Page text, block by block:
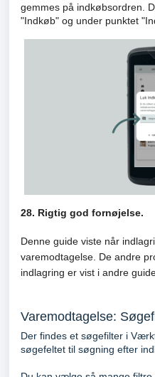
gemmes på indkøbsordren.
"Indkøb" og under punktet
28. Rigtig god fornøjelse.
Denne guide viste når
varemodtagelse. De andre
indlagring er vist i andre
Varemodtagelse:
Der findes et søgefilter i
søgefeltet til søgning efter